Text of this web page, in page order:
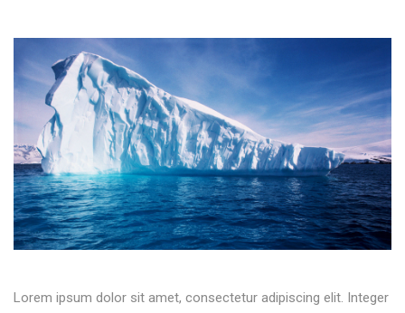
Lorem ipsum dolor sit amet, consectetur adipiscing elit. Integer